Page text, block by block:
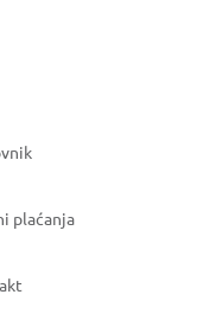
plaćanja